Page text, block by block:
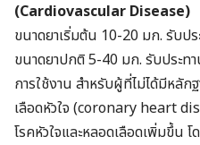
(Cardiovascular Disease)
ขนาดยาเริ่มต้น 10-20 มก. รับป
ขนาดยาปกติ 5-40 มก. รับประท
การใช้งาน สำหรับผู้ที่ไม่ได้มีหลัก
เลือดหัวใจ (coronary heart
โรคหัวใจและหลอดเลือดเพิ่มขึ้น